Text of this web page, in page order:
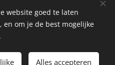
de winkelwagen
website goed te laten
om je de best mogelijke
Alles accepteren